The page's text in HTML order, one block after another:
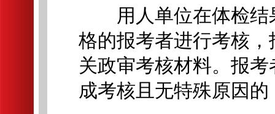
用人单位在体检结
格的报考者进行考核
关政审考核材料。报
成考核且无特殊原因